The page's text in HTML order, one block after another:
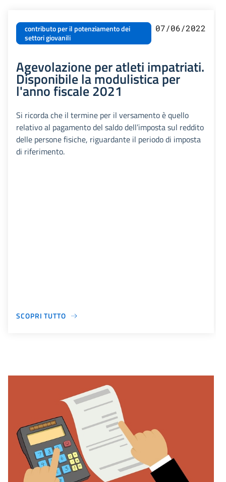
contributo per il potenziamento dei
settori giovanili
07/06/2022
Agevolazione per atleti impatriati.
Disponibile la modulistica per
l'anno fiscale 2021
Si ricorda che il termine per il versamento è quello
relativo al pagamento del saldo dell’imposta sul reddito
delle persone fisiche, riguardante il periodo di imposta
di riferimento.
SCOPRI TUTTO